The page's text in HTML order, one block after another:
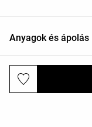
Anyagok és ápolás
Kiszállítás és